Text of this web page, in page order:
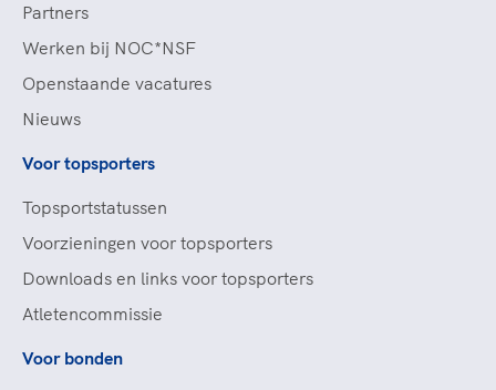
Partners
Werken bij NOC*NSF
Openstaande vacatures
Nieuws
Voor topsporters
Topsportstatussen
Voorzieningen voor topsporters
Downloads en links voor topsporters
Atletencommissie
Voor bonden